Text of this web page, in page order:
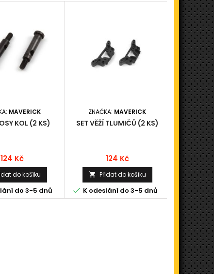
MAVERICK
KOL (2 KS)
Cena
124 Kč
do košíku
do 3-5 dnů
ZNAČKA: MAVERICK
SET VĚŽÍ TLUMIČŮ (2 KS)
Cena
124 Kč
 Přidat do košíku
 K odeslání do 3-5 dnů
11 ZUBŮ,

